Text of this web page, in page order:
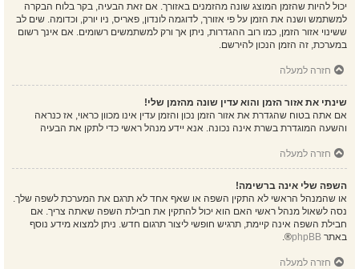
יכול להיות שהזמן המוצג שונה מהזמנים באזורך. אם זאת הבעיה, בקר בלוח הבקרה
למשתמש ושנה את הזמן על פי אזורך, לדוגמה לונדון, פאריס, ניו יורק, וכדומה. שים לב
ששינוי אזור הזמן, כמו רוב ההגדרות, ניתן אך ורק למשתמשים רשומים. אם אינך רשום
במערכת, זה הזמן הנכון להירשם.
חזרה למעלה
שינתי את אזור הזמן והוא עדין שונה מהזמן שלי!
אם אתה בטוח שהגדרת את אזור הזמן נכון והזמן עדין אינו מכוון כראוי, אז כנראה
והשעה המוגדרת בשרת אינה נכונה. אנא יידע מנהל ראשי כדי לתקן את הבעיה
חזרה למעלה
השפה שלי אינה ברשימה!
או שהמנהל הראשי לא התקין השפה או שאף אחד לא תרגם את המערכת לשפה שלך.
נסה לשאול מנהל ראשי האם הוא יכול להתקין את חבילת השפה שאתה צריך. אם
חבילת השפה אינה קיימת, תרגיש חופשי ליצור תרגום חדש. ניתן למצוא מידע נוסף
באתר phpBB
®.
חזרה למעלה